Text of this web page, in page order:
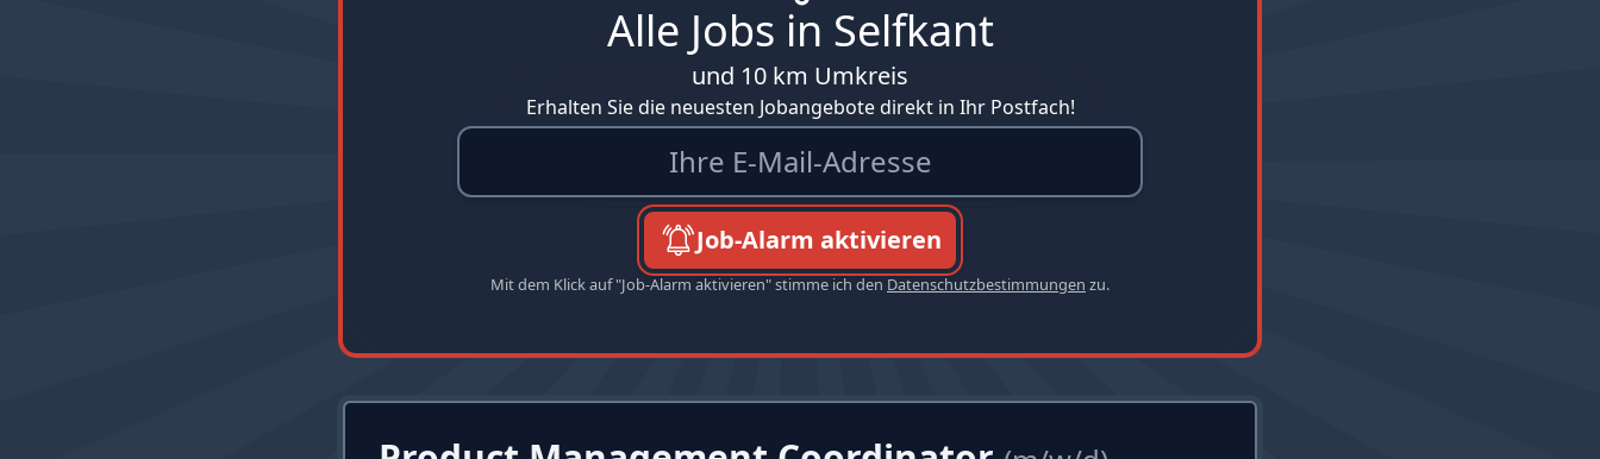
Alle Jobs in Selfkant
und 10 km Umkreis
Erhalten Sie die neuesten Jobangebote direkt in Ihr Postfach!
Job-Alarm aktivieren
Mit dem Klick auf "Job-Alarm aktivieren" stimme ich den Datenschutzbestimmungen zu.